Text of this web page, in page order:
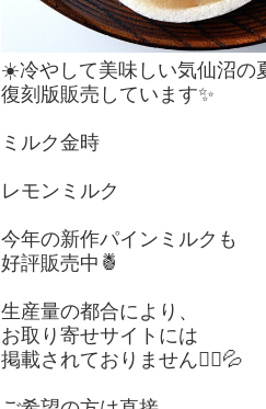
☀️冷やして美味しい気仙沼の
復刻版販売しています✨
ミルク金時
レモンミルク
今年の新作パインミルクも
好評販売中🍍
生産量の都合により、
お取り寄せサイトには
掲載されておりません🙇‍♀️💦